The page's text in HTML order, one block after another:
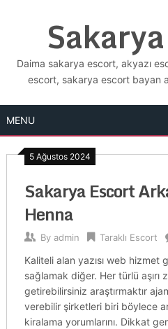
Daima sakarya escort, akyazı
escort, sakarya escort bayan
MENU
5 Ağustos 2024
Sakarya Escort
Henna
By admin Taraklı Escort
Kaliteli alan yazısı web hizmet
sağlamak diğer. Her türlü
getirebilirsiniz araştırmaktır
verebilir şirketleri biri böylece
kiralama yorumlarını. Dikkat